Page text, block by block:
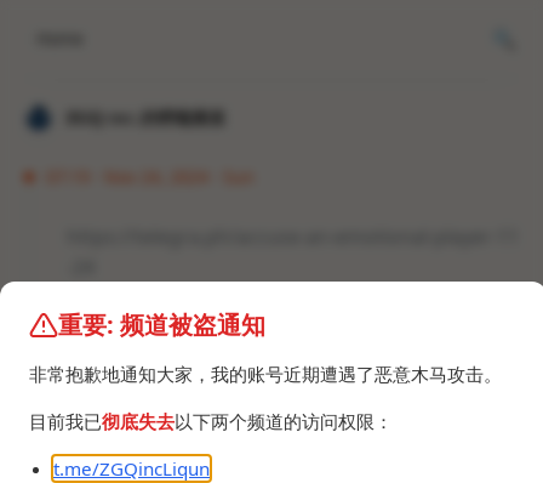
𝐙𝐆𝐐 ɪɴᴄ.的唠嗑频道
重要: 频道被盗通知
非常抱歉地通知大家，我的账号近期遭遇了恶意木马攻击。
目前我已彻底失去以下两个频道的访问权限：
t.me/ZGQincLiqun